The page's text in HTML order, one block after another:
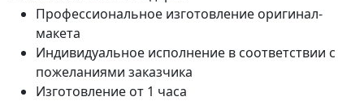
Профессиональное изготовление оригинал-
макета
Индивидуальное исполнение в соответствии с
пожеланиями заказчика
Изготовление от 1 часа